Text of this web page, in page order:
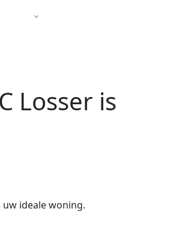
Losser is
ideale woning.